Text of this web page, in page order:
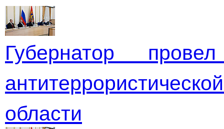
Губернатор
области